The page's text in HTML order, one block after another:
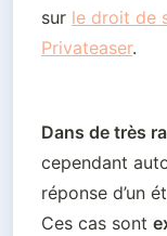
sur le droit de
Privateaser.
Dans de très
cependant
réponse d’un
Ces cas sont